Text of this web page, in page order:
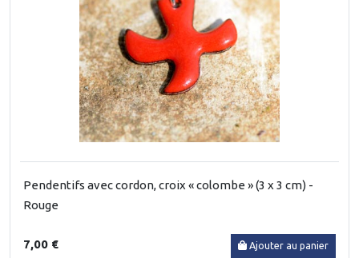
Pendentifs avec cordon, croix « colombe » (3 x 3 cm) -
Rouge
7,00 € Ajouter au panier